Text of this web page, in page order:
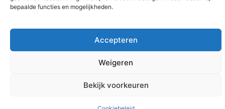
bepaalde functies en mogelijkheden.
Accepteren
Weigeren
Bekijk voorkeuren
@2025 www.agritime.be. All Right Reserved.​